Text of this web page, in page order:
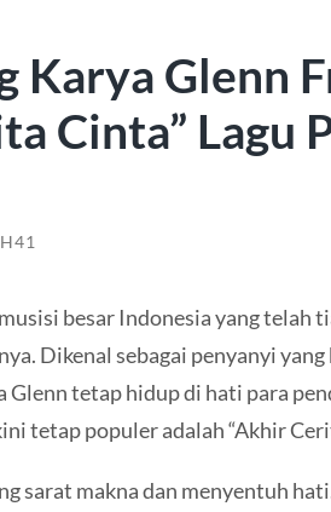
Karya Glenn
Cinta” Lagu
besar Indonesia yang telah
Dikenal sebagai penyanyi
Glenn tetap hidup di hati para
tetap populer adalah “Akhir
sarat makna dan menyentuh